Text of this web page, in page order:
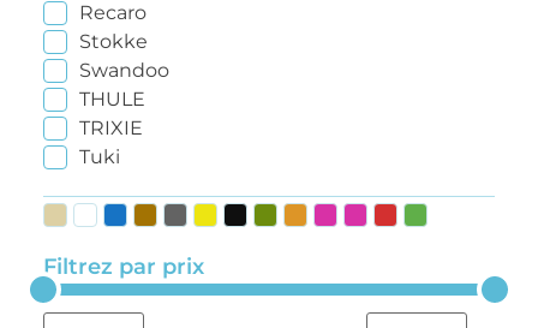
Recaro
Stokke
Swandoo
THULE
TRIXIE
Tuki
Filtrez par prix